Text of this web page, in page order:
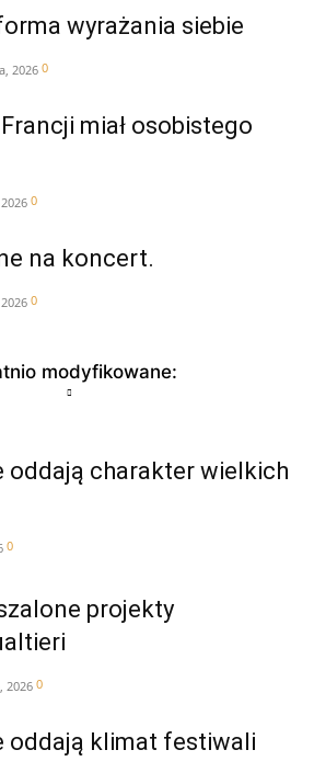
wyrażania siebie
2026 0
miał osobistego
0
na koncert.
0
modyfikowane:
oddają charakter wielkich
0
projekty
2026 0
oddają klimat festiwali